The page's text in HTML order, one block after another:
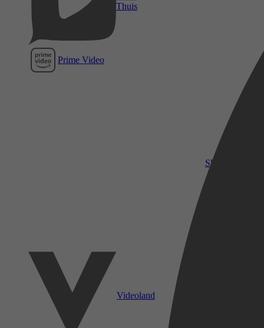
Thuis
Prime Video
SkyShowtime
Videoland